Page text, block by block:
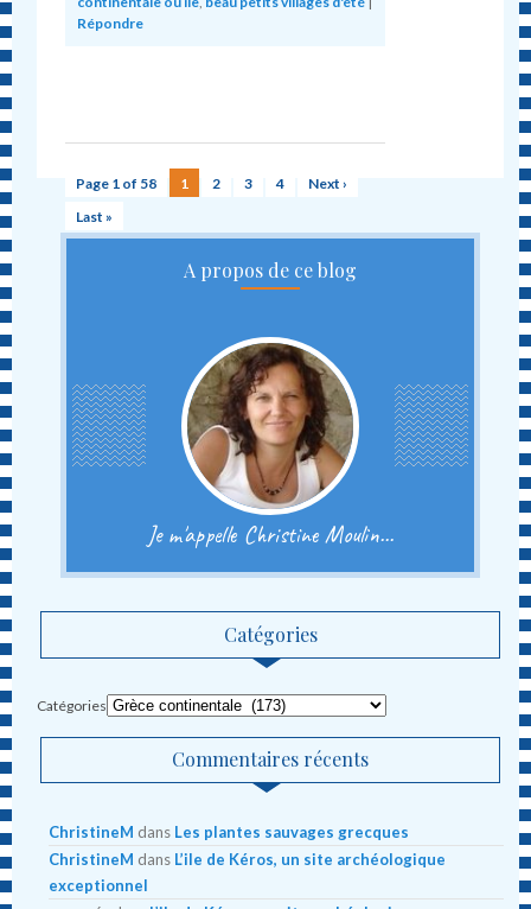
Répondre
Page 1 of 58 1 2 3 4
Next ›
Last »
A propos de ce blog
Je m'appelle Christine Moulin...
Catégories
Catégories
Commentaires récents
ChristineM dans Les plantes sauvages grecques
ChristineM dans L’ile de Kéros, un site archéologique
exceptionnel